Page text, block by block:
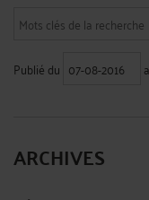
Publié du
ARCHIVES